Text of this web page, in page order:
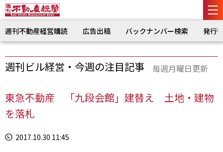
週刊不動産経営購読 広告出稿 バックナンバー検索 発行
週刊ビル経営・今週の注目記事 毎週月曜日更新
東急不動産 「九段会館」建替え 土地・建物
を落札
2017.10.30 11:45